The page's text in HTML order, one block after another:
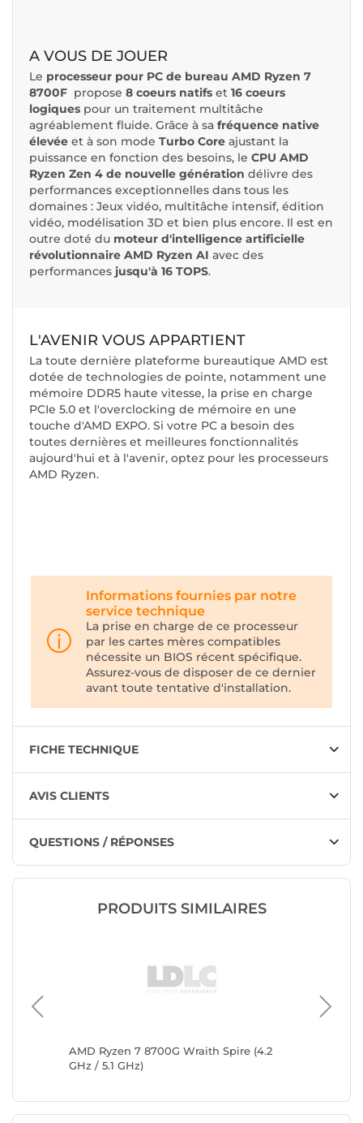
A VOUS DE JOUER
Le processeur pour PC de bureau AMD Ryzen 7
8700F propose 8 coeurs natifs et 16 coeurs
logiques pour un traitement multitâche
agréablement fluide. Grâce à sa fréquence native
élevée et à son mode Turbo Core ajustant la
puissance en fonction des besoins, le CPU AMD
Ryzen Zen 4 de nouvelle génération délivre des
performances exceptionnelles dans tous les
domaines : Jeux vidéo, multitâche intensif, édition
vidéo, modélisation 3D et bien plus encore. Il est en
outre doté du moteur d'intelligence artificielle
révolutionnaire AMD Ryzen AI avec des
performances jusqu'à 16 TOPS.
L'AVENIR VOUS APPARTIENT
La toute dernière plateforme bureautique AMD est
dotée de technologies de pointe, notamment une
mémoire DDR5 haute vitesse, la prise en charge
PCIe 5.0 et l'overclocking de mémoire en une
touche d'AMD EXPO. Si votre PC a besoin des
toutes dernières et meilleures fonctionnalités
aujourd'hui et à l'avenir, optez pour les processeurs
AMD Ryzen.
Informations fournies par notre
service technique
La prise en charge de ce processeur
par les cartes mères compatibles
nécessite un BIOS récent spécifique.
Assurez-vous de disposer de ce dernier
avant toute tentative d'installation.
FICHE TECHNIQUE
AVIS CLIENTS
QUESTIONS / RÉPONSES
PRODUITS SIMILAIRES
AMD Ryzen 7 8700G Wraith Spire (4.2
GHz / 5.1 GHz)